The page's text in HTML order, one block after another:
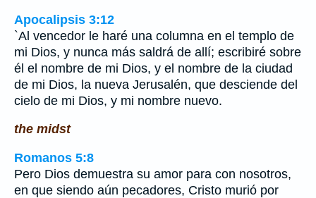
Apocalipsis 3:12
`Al vencedor le haré una columna en el templo de
mi Dios, y nunca más saldrá de allí; escribiré sobre
él el nombre de mi Dios, y el nombre de la ciudad
de mi Dios, la nueva Jerusalén, que desciende del
cielo de mi Dios, y mi nombre nuevo.
the midst
Romanos 5:8
Pero Dios demuestra su amor para con nosotros,
en que siendo aún pecadores, Cristo murió por